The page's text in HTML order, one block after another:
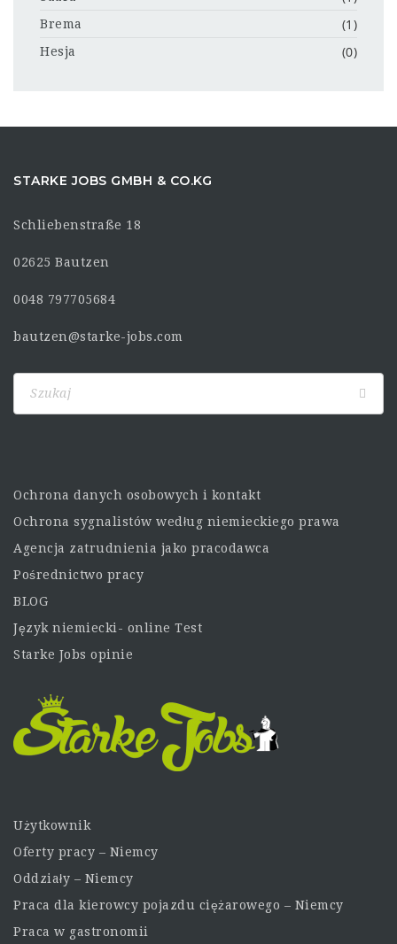
Brema (1)
Hesja (0)
STARKE JOBS GMBH & CO.KG
Schliebenstraße 18
02625 Bautzen
0048 797705684
bautzen@starke-jobs.com
Ochrona danych osobowych i kontakt
Ochrona sygnalistów według niemieckiego prawa
Agencja zatrudnienia jako pracodawca
Pośrednictwo pracy
BLOG
Język niemiecki- online Test
Starke Jobs opinie
Użytkownik
Oferty pracy – Niemcy
Oddziały – Niemcy
Praca dla kierowcy pojazdu ciężarowego – Niemcy
Praca w gastronomii